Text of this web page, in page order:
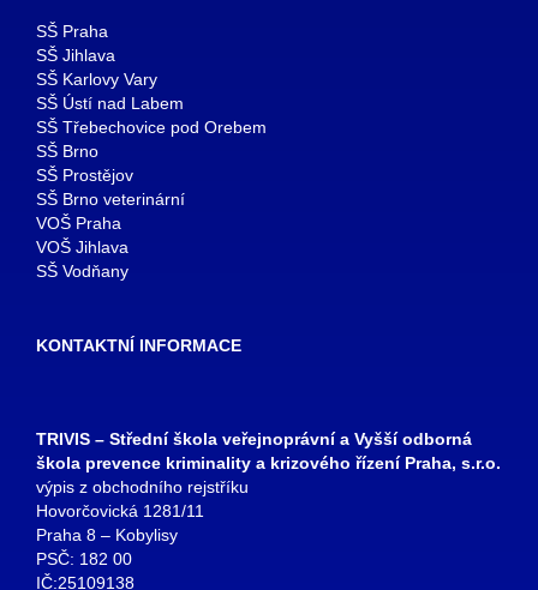
SŠ Praha
SŠ Jihlava
SŠ Karlovy Vary
SŠ Ústí nad Labem
SŠ Třebechovice pod Orebem
SŠ Brno
SŠ Prostějov
SŠ Brno veterinární
VOŠ Praha
VOŠ Jihlava
SŠ Vodňany
KONTAKTNÍ INFORMACE
TRIVIS – Střední škola veřejnoprávní a Vyšší odborná
škola prevence kriminality a krizového řízení Praha, s.r.o.
výpis z obchodního rejstříku
Hovorčovická 1281/11
Praha 8 – Kobylisy
PSČ: 182 00
IČ:25109138